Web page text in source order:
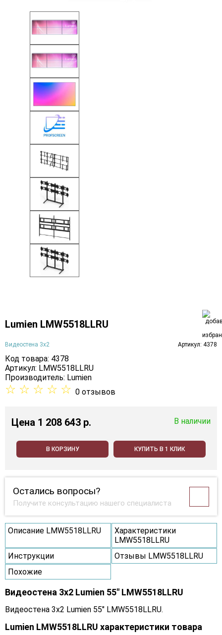
Lumien LMW5518LLRU
Видеостена 3х2 Артикул: 4378
Код товара: 4378
Артикул: LMW5518LLRU
Производитель: Lumien
☆ ☆ ☆ ☆ ☆ 0 отзывов
Цена 1 208 643 p. В наличии
В КОРЗИНУ КУПИТЬ В 1 КЛИК
Остались вопросы?
Получите консультацию нашего специалиста
Описание LMW5518LLRU
Характеристики
LMW5518LLRU
Инструкции
Отзывы LMW5518LLRU
Похожие
Видеостена 3x2 Lumien 55" LMW5518LLRU
Видеостена 3x2 Lumien 55" LMW5518LLRU.
Lumien LMW5518LLRU характеристики товара